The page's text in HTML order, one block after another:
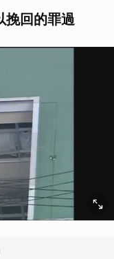
挽回的罪過